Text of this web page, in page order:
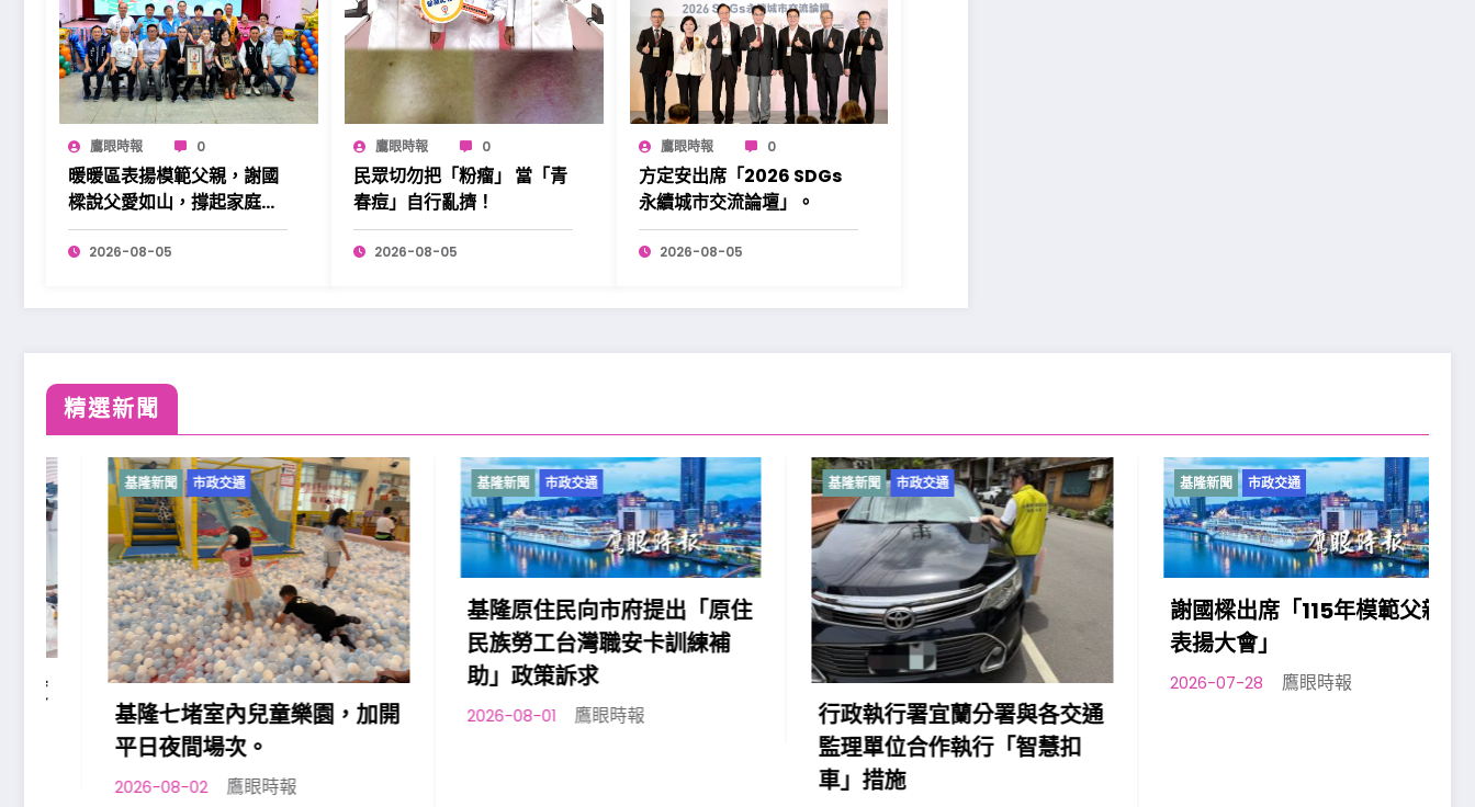
鷹眼時報 0
暖暖區表揚模範父親，謝國
樑說父愛如山，撐起家庭也
溫暖社會。
2026-08-05
鷹眼時報 0
民眾切勿把「粉瘤」 當「青
春痘」自行亂擠！
2026-08-05
鷹眼時報 0
方定安出席「2026 SDGs
永續城市交流論壇」。
2026-08-05
精選新聞
基隆新聞 市政交通
基隆七堵室內兒童樂園，加開
平日夜間場次。
2026-08-02 鷹眼時報
基隆新聞 市政交通
基隆原住民向市府提出「原住
民族勞工台灣職安卡訓練補
助」政策訴求
2026-08-01 鷹眼時報
基隆新聞 市政交通
行政執行署宜蘭分署與各交通
監理單位合作執行「智慧扣
車」措施
基隆新聞 市政交通
謝國樑出席「115年模範父親
表揚大會」
2026-07-28 鷹眼時報